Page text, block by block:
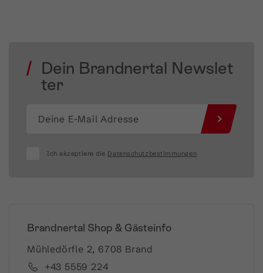
Dein Brandnertal Newslet
ter
Ich akzeptiere die Datenschutzbestimmungen
Brandnertal Shop & Gästeinfo
Mühledörfle 2, 6708 Brand
+43 5559 224